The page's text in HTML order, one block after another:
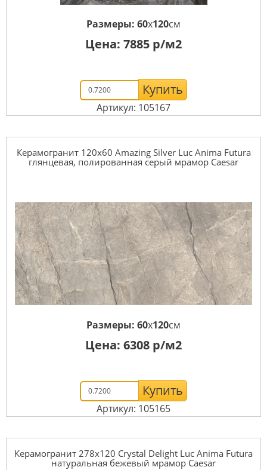
Размеры: 60x120см
Цена: 7885 р/м2
Купить
Артикул: 105167
Керамогранит 120x60 Amazing Silver Luc Anima Futura
глянцевая, полированная серый мрамор Caesar
Размеры: 60x120см
Цена: 6308 р/м2
Купить
Артикул: 105165
Керамогранит 278x120 Crystal Delight Luc Anima Futura
натуральная бежевый мрамор Caesar